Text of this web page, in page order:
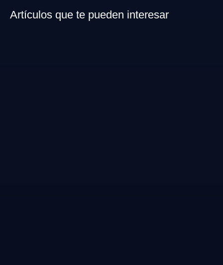
Artículos que te pueden interesar